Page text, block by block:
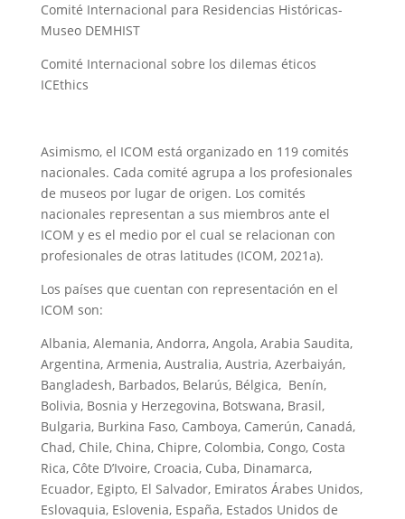
Comité Internacional para Residencias Históricas-
Museo DEMHIST
Comité Internacional sobre los dilemas éticos
ICEthics
Asimismo, el ICOM está organizado en 119 comités
nacionales. Cada comité agrupa a los profesionales
de museos por lugar de origen. Los comités
nacionales representan a sus miembros ante el
ICOM y es el medio por el cual se relacionan con
profesionales de otras latitudes (ICOM, 2021a).
Los países que cuentan con representación en el
ICOM son:
Albania, Alemania, Andorra, Angola, Arabia Saudita,
Argentina, Armenia, Australia, Austria, Azerbaiyán,
Bangladesh, Barbados, Belarús, Bélgica, Benín,
Bolivia, Bosnia y Herzegovina, Botswana, Brasil,
Bulgaria, Burkina Faso, Camboya, Camerún, Canadá,
Chad, Chile, China, Chipre, Colombia, Congo, Costa
Rica, Côte D’Ivoire, Croacia, Cuba, Dinamarca,
Ecuador, Egipto, El Salvador, Emiratos Árabes Unidos,
Eslovaquia, Eslovenia, España, Estados Unidos de